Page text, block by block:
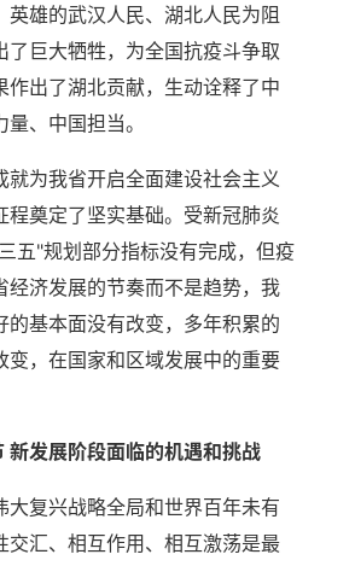
英雄的武汉人民、湖北人民为阻
了巨大牺牲，为全国抗疫斗争取
作出了湖北贡献，生动诠释了中
、中国担当。
就为我省开启全面建设社会主义
程奠定了坚实基础。受新冠肺炎
五"规划部分指标没有完成，但疫
经济发展的节奏而不是趋势，我
的基本面没有改变，多年积累的
变，在国家和区域发展中的重要
新发展阶段面临的机遇和挑战
大复兴战略全局和世界百年未有
交汇、相互作用、相互激荡是最